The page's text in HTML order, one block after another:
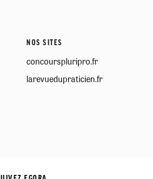
NOS SITES
concourspluripro.fr
larevuedupraticien.fr